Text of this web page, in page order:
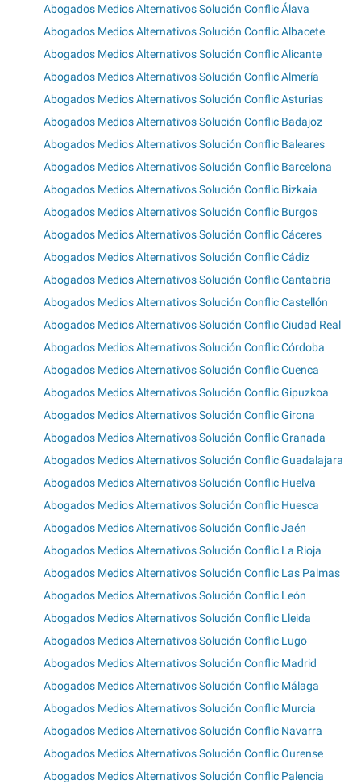
Abogados Medios Alternativos Solución Conflic Álava
Abogados Medios Alternativos Solución Conflic Albacete
Abogados Medios Alternativos Solución Conflic Alicante
Abogados Medios Alternativos Solución Conflic Almería
Abogados Medios Alternativos Solución Conflic Asturias
Abogados Medios Alternativos Solución Conflic Badajoz
Abogados Medios Alternativos Solución Conflic Baleares
Abogados Medios Alternativos Solución Conflic Barcelona
Abogados Medios Alternativos Solución Conflic Bizkaia
Abogados Medios Alternativos Solución Conflic Burgos
Abogados Medios Alternativos Solución Conflic Cáceres
Abogados Medios Alternativos Solución Conflic Cádiz
Abogados Medios Alternativos Solución Conflic Cantabria
Abogados Medios Alternativos Solución Conflic Castellón
Abogados Medios Alternativos Solución Conflic Ciudad Real
Abogados Medios Alternativos Solución Conflic Córdoba
Abogados Medios Alternativos Solución Conflic Cuenca
Abogados Medios Alternativos Solución Conflic Gipuzkoa
Abogados Medios Alternativos Solución Conflic Girona
Abogados Medios Alternativos Solución Conflic Granada
Abogados Medios Alternativos Solución Conflic Guadalajara
Abogados Medios Alternativos Solución Conflic Huelva
Abogados Medios Alternativos Solución Conflic Huesca
Abogados Medios Alternativos Solución Conflic Jaén
Abogados Medios Alternativos Solución Conflic La Rioja
Abogados Medios Alternativos Solución Conflic Las Palmas
Abogados Medios Alternativos Solución Conflic León
Abogados Medios Alternativos Solución Conflic Lleida
Abogados Medios Alternativos Solución Conflic Lugo
Abogados Medios Alternativos Solución Conflic Madrid
Abogados Medios Alternativos Solución Conflic Málaga
Abogados Medios Alternativos Solución Conflic Murcia
Abogados Medios Alternativos Solución Conflic Navarra
Abogados Medios Alternativos Solución Conflic Ourense
Abogados Medios Alternativos Solución Conflic Palencia